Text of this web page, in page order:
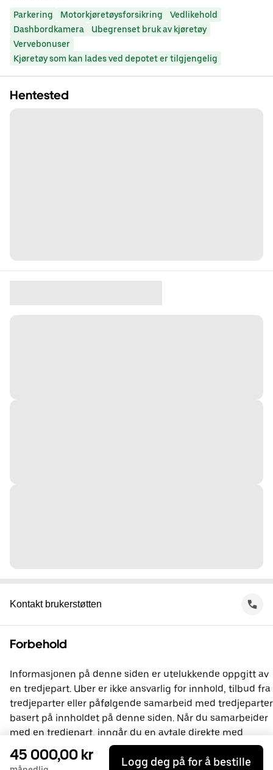
Parkering Motorkjøretøysforsikring
Vedlikehold
Dashbordkamera
Ubegrenset bruk av kjøretøy
Vervebonuser
Kjøretøy som kan lades ved depotet er tilgjengelig
Hentested
Kontakt brukerstøtten
Forbehold
Informasjonen på denne siden er utelukkende oppgitt av
en tredjepart. Uber er ikke ansvarlig for innhold, tilbud fra
tredjeparter eller påfølgende samarbeid med tredjeparter
basert på innholdet på denne siden. Når du samarbeider
med en tredjepart, inngår du en avtale direkte med
vedkommende. Uber er ikke part i denne avtalen. Du kan
kontakte tredjeparten direkte hvis du har spørsmål.
45 000,00 kr Logg deg på for å bestille